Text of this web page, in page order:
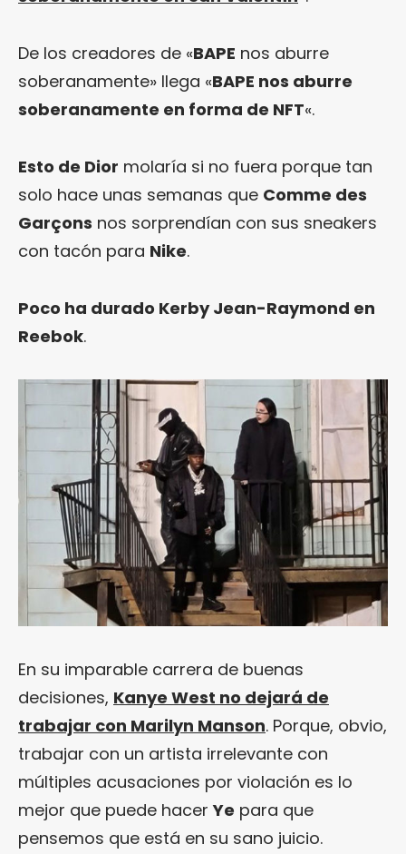
De los creadores de «BAPE nos aburre
soberanamente» llega «BAPE nos aburre
soberanamente en forma de NFT«.
Esto de Dior molaría si no fuera porque tan
solo hace unas semanas que Comme des
Garçons nos sorprendían con sus sneakers
con tacón para Nike.
Poco ha durado Kerby Jean-Raymond en
Reebok.
En su imparable carrera de buenas
decisiones, Kanye West no dejará de
trabajar con Marilyn Manson. Porque, obvio,
trabajar con un artista irrelevante con
múltiples acusaciones por violación es lo
mejor que puede hacerYe para que
pensemos que está en su sano juicio.